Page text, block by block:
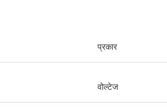
प्रकार
वोल्टेज